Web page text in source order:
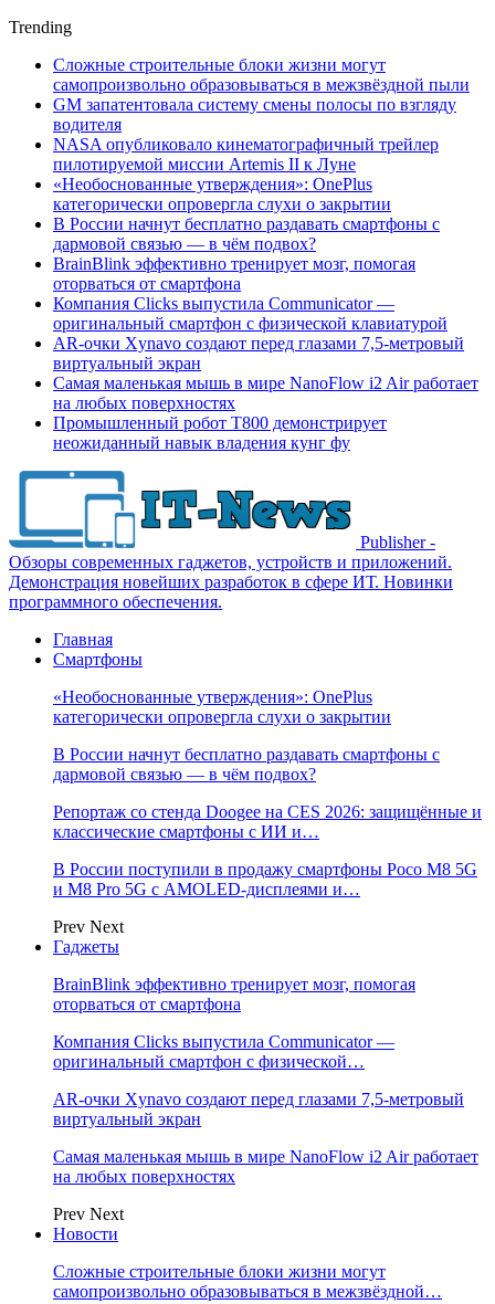
Trending
Сложные строительные блоки жизни могут
самопроизвольно образовываться в межзвёздной пыли
GM запатентовала систему смены полосы по взгляду
водителя
NASA опубликовало кинематографичный трейлер
пилотируемой миссии Artemis II к Луне
«Необоснованные утверждения»: OnePlus
категорически опровергла слухи о закрытии
В России начнут бесплатно раздавать смартфоны с
дармовой связью — в чём подвох?
BrainBlink эффективно тренирует мозг, помогая
оторваться от смартфона
Компания Clicks выпустила Communicator —
оригинальный смартфон с физической клавиатурой
AR-очки Xynavo создают перед глазами 7,5-метровый
виртуальный экран
Самая маленькая мышь в мире NanoFlow i2 Air работает
на любых поверхностях
Промышленный робот Т800 демонстрирует
неожиданный навык владения кунг фу
Publisher -
Обзоры современных гаджетов, устройств и приложений.
Демонстрация новейших разработок в сфере ИТ. Новинки
программного обеспечения.
Главная
Смартфоны
«Необоснованные утверждения»: OnePlus
категорически опровергла слухи о закрытии
В России начнут бесплатно раздавать смартфоны с
дармовой связью — в чём подвох?
Репортаж со стенда Doogee на CES 2026: защищённые и
классические смартфоны с ИИ и…
В России поступили в продажу смартфоны Poco M8 5G
и M8 Pro 5G с AMOLED-дисплеями и…
Prev Next
Гаджеты
BrainBlink эффективно тренирует мозг, помогая
оторваться от смартфона
Компания Clicks выпустила Communicator —
оригинальный смартфон с физической…
AR-очки Xynavo создают перед глазами 7,5-метровый
виртуальный экран
Самая маленькая мышь в мире NanoFlow i2 Air работает
на любых поверхностях
Prev Next
Новости
Сложные строительные блоки жизни могут
самопроизвольно образовываться в межзвёздной…